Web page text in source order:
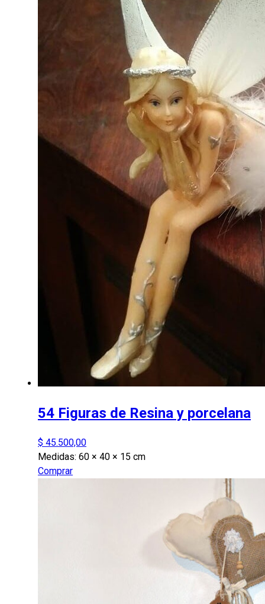
54 Figuras de Resina y porcelana
$ 45.500,00
Medidas: 60 × 40 × 15 cm
Comprar